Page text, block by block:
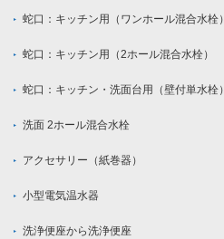
蛇口：キッチン用（ワンホール混合水栓）
蛇口：キッチン用（2ホール混合水栓）
蛇口：キッチン・洗面台用（壁付単水栓）
洗面 2ホール混合水栓
アクセサリー（紙巻器）
小型電気温水器
洗浄便座から洗浄便座